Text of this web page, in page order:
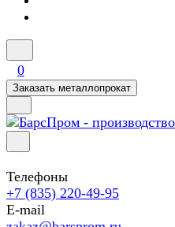
0
Заказать металлопрокат
Телефоны
+7 (835) 220-49-95
E-mail